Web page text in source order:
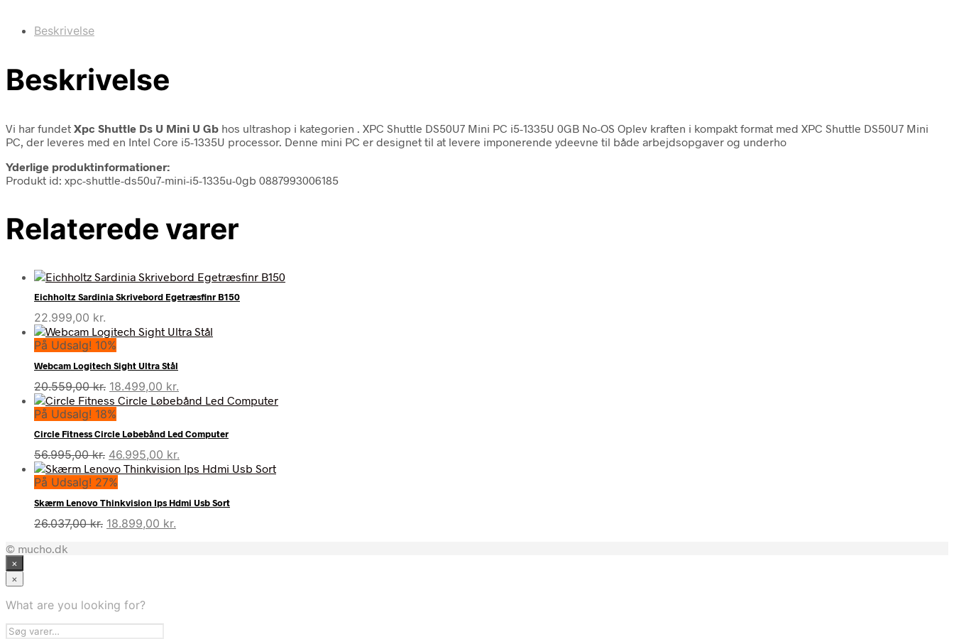
Beskrivelse
Beskrivelse
Vi har fundet Xpc Shuttle Ds U Mini U Gb hos ultrashop i kategorien
. XPC Shuttle DS50U7 Mini PC i5-1335U 0GB No-OS Oplev kraften i kompakt format med XPC Shuttle DS50U7 Mini
PC, der leveres med en Intel Core i5-1335U processor. Denne mini PC er designet til at levere imponerende ydeevne til både arbejdsopgaver og underho
Yderlige produktinformationer:
Produkt id: xpc-shuttle-ds50u7-mini-i5-1335u-0gb 0887993006185
Relaterede varer
Eichholtz Sardinia Skrivebord Egetræsfinr B150
22.999,00 kr.
På Udsalg! 10%
Webcam Logitech Sight Ultra Stål
20.559,00kr. Den
oprindelige
pris
var:
20.559,00 kr..
18.499,00 kr.
aktuelle
er:
18.499,00 kr..
På Udsalg! 18%
Circle Fitness Circle Løbebånd Led Computer
56.995,00kr. Den
oprindelige
pris
var:
56.995,00 kr..
46.995,00 kr.
aktuelle
er:
46.995,00 kr..
På Udsalg! 27%
Skærm Lenovo Thinkvision Ips Hdmi Usb Sort
26.037,00kr. Den
18.899,00 kr.
© mucho.dk
×
×
What are you looking for?